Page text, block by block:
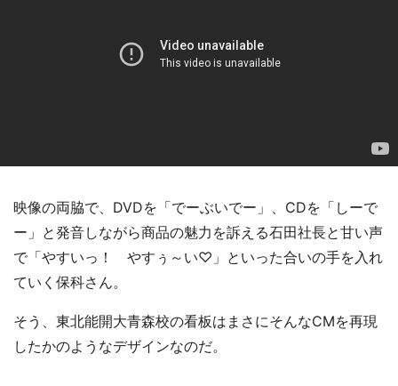
映像の両脇で、DVDを「でーぶいでー」、CDを「しーで
ー」と発音しながら商品の魅力を訴える石田社長と甘い声
で「やすいっ！ やすぅ～い♡」といった合いの手を入れ
ていく保科さん。
そう、東北能開大青森校の看板はまさにそんなCMを再現
したかのようなデザインなのだ。